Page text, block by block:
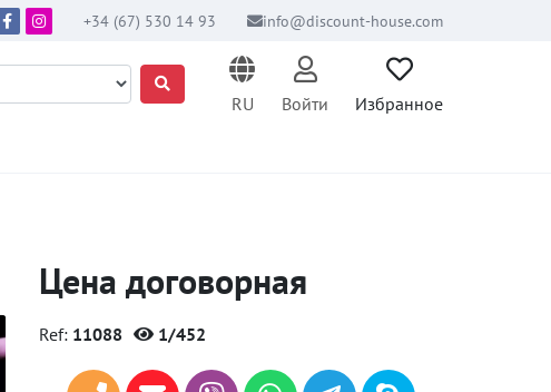
+34 (67) 530 14 93 info@discount-house.com
RU
Войти Избранное
Цена договорная
Ref: 11088 1/452